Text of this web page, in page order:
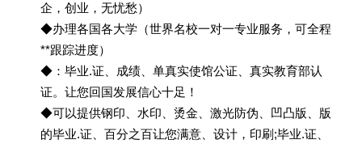
企，创业，无忧愁）
◆办理各国各大学（世界名校一对一专业服务，可全程
**跟踪进度）
◆：毕业.证、成绩、单真实使馆公证、真实教育部认
证。让您回国发展信心十足！
◆可以提供钢印、水印、烫金、激光防伪、凹凸版、版
的毕业.证、百分之百让您满意、设计，印刷;毕业.证、